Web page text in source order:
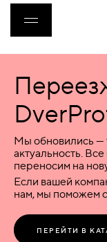
ДВЕРИ
ФУРНИТУРА
ВОРОТА
Мы обновились —
актуальность.
переносим на
Если вашей
нам, мы поможем
ПЕРЕЙТИ В